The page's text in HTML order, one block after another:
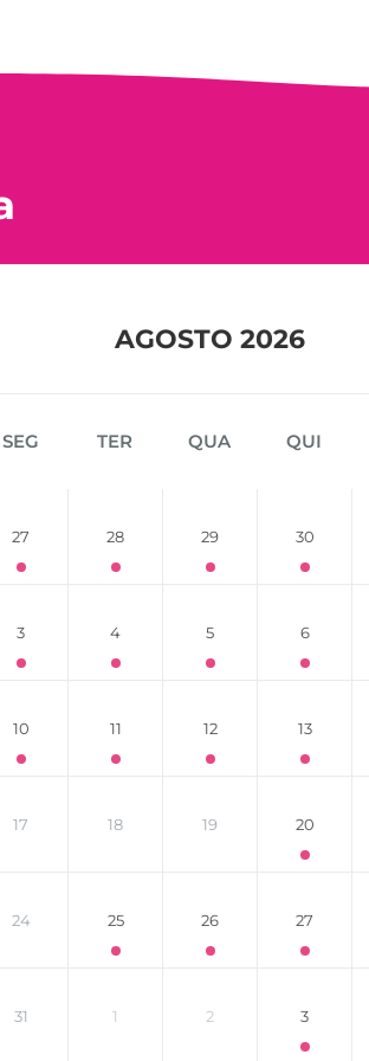
AGOSTO 2026
SEG TER QUA QUI
27 28 29 30
3 4 5 6
10 11 12 13
17 18 19 20
24 25 26 27
31 1 2 3